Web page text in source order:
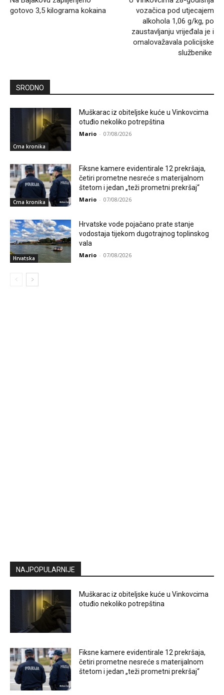
gotovo 3,5 kilograma kokaina
vozačica pod utjecajem
alkohola 1,06 g/kg, po
zaustavljanju vrijeđala je i
omalovažavala policijske
službenike
SRODNO
Crna kronika
Muškarac iz obiteljske kuće u Vinkovcima
otuđio nekoliko potrepština
Mario - 07/08/2026
Crna kronika
Fiksne kamere evidentirale 12 prekršaja,
četiri prometne nesreće s materijalnom
štetom i jedan „teži prometni prekršaj“
Mario - 07/08/2026
Hrvatska
Hrvatske vode pojačano prate stanje
vodostaja tijekom dugotrajnog toplinskog
vala
Mario - 07/08/2026
NAJPOPULARNIJE
Muškarac iz obiteljske kuće u Vinkovcima
otuđio nekoliko potrepština
Fiksne kamere evidentirale 12 prekršaja,
četiri prometne nesreće s materijalnom
štetom i jedan „teži prometni prekršaj“